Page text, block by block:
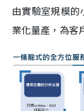
由實驗室規模
業化量產，為客